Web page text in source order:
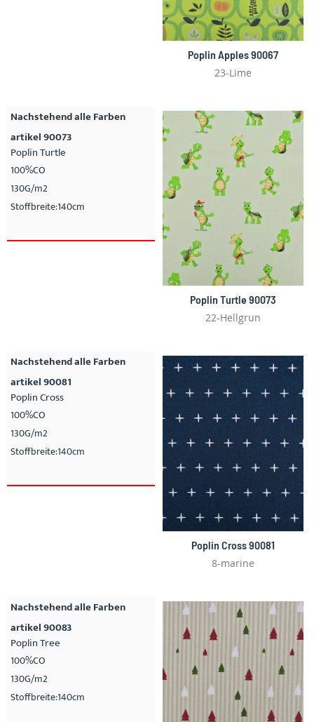
Poplin Apples 90067
23-Lime
Nachstehend alle Farben
artikel 90073
Poplin Turtle
100%CO
130G/m2
Stoffbreite:140cm
Poplin Turtle 90073
22-Hellgrun
Nachstehend alle Farben
artikel 90081
Poplin Cross
100%CO
130G/m2
Stoffbreite:140cm
Poplin Cross 90081
8-marine
Nachstehend alle Farben
artikel 90083
Poplin Tree
100%CO
130G/m2
Stoffbreite:140cm